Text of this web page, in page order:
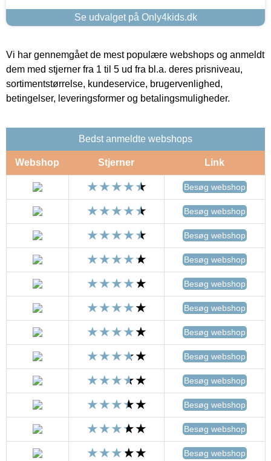
Se udvalget på Only4kids.dk
Vi har gennemgået de mest populære webshops og anmeldt
dem med stjerner fra 1 til 5 ud fra bl.a. deres prisniveau,
sortimentstørrelse, kundeservice, brugervenlighed,
betingelser, leveringsformer og betalingsmuligheder.
Bedst anmeldte webshops
Webshop Stjerner Link
Besøg webshop
Besøg webshop
Besøg webshop
Besøg webshop
Besøg webshop
Besøg webshop
Besøg webshop
Besøg webshop
Besøg webshop
Besøg webshop
Besøg webshop
Besøg webshop